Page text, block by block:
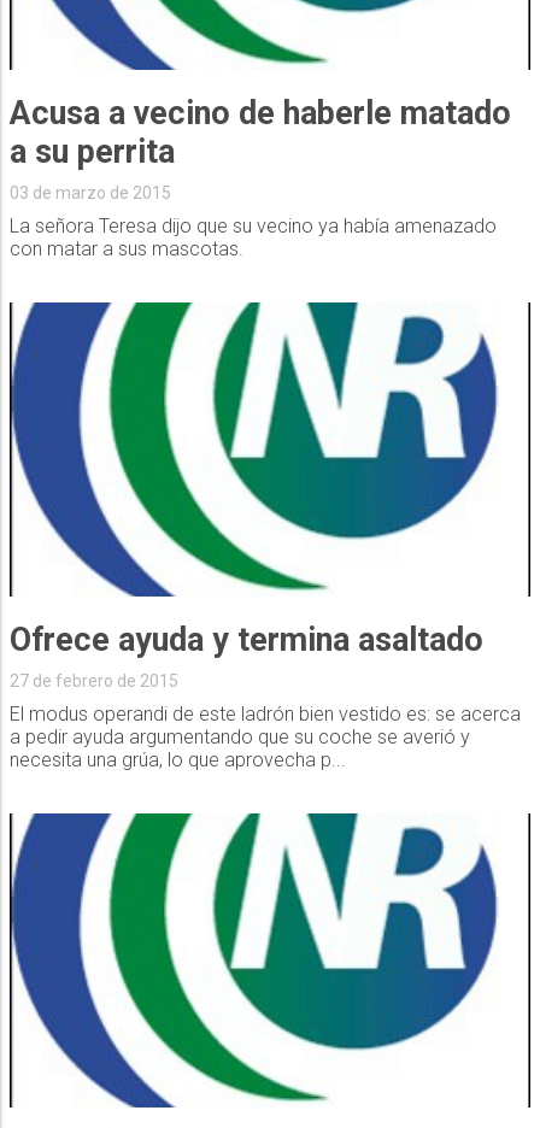
Acusa a vecino de haberle matado
a su perrita
03 de marzo de 2015
La señora Teresa dijo que su vecino ya había amenazado
con matar a sus mascotas.
Ofrece ayuda y termina asaltado
27 de febrero de 2015
El modus operandi de este ladrón bien vestido es: se acerca
a pedir ayuda argumentando que su coche se averió y
necesita una grúa, lo que aprovecha p...